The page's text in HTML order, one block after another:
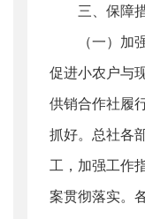
三、保障
（一）加
促进小农户与
供销合作社履
抓好。总社各
工，加强工作
案贯彻落实。